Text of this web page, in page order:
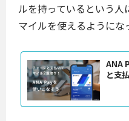
ルを持っているという人
マイルを使えるようにな
ANA
と支